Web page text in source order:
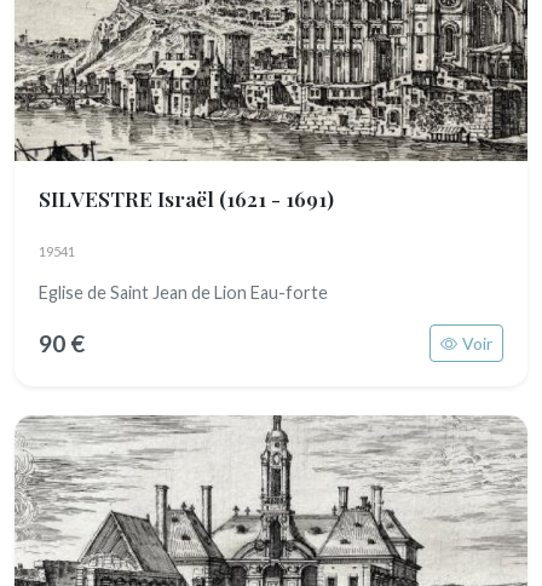
SILVESTRE Israël (1621 - 1691)
19541
Eglise de Saint Jean de Lion Eau-forte
90 € Voir